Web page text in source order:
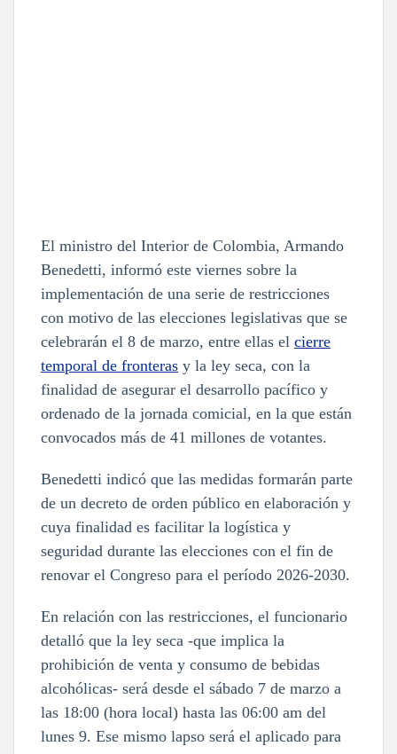
El ministro del Interior de Colombia, Armando
Benedetti, informó este viernes sobre la
implementación de una serie de restricciones
con motivo de las elecciones legislativas que se
celebrarán el 8 de marzo, entre ellas el cierre
temporal de fronteras y la ley seca, con la
finalidad de asegurar el desarrollo pacífico y
ordenado de la jornada comicial, en la que están
convocados más de 41 millones de votantes.
Benedetti indicó que las medidas formarán parte
de un decreto de orden público en elaboración y
cuya finalidad es facilitar la logística y
seguridad durante las elecciones con el fin de
renovar el Congreso para el período 2026‑2030.
En relación con las restricciones, el funcionario
detalló que la ley seca -que implica la
prohibición de venta y consumo de bebidas
alcohólicas- será desde el sábado 7 de marzo a
las 18:00 (hora local) hasta las 06:00 am del
lunes 9. Ese mismo lapso será el aplicado para